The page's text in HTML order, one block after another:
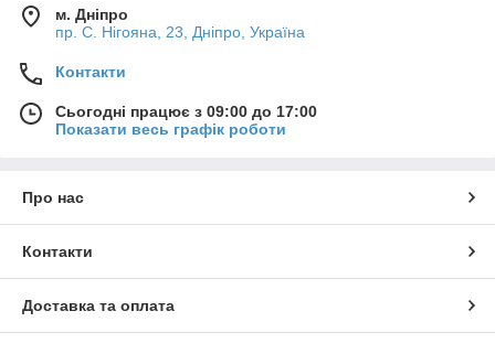
м. Дніпро
пр. С. Нігояна, 23, Дніпро, Україна
Контакти
Сьогодні працює з 09:00 до 17:00
Показати весь графік роботи
Про нас
Контакти
Доставка та оплата